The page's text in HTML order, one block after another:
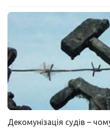
Декомунізація судів –